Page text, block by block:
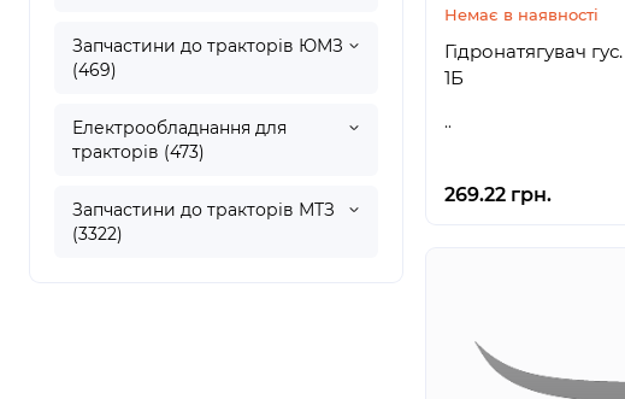
Запчастини до тракторів ЮМЗ
(469)
Електрообладнання для
тракторів (473)
Запчастини до тракторів МТЗ
(3322)
Немає в наявності
Гідронатягувач гус. Т-150
1Б
..
269.22 грн.